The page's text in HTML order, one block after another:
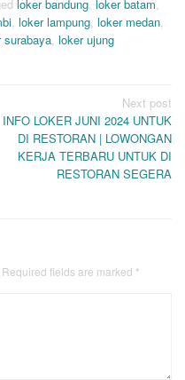
loker bandung, loker batam,
, loker lampung, loker medan,
surabaya, loker ujung
Next post
INFO LOKER JUNI 2024 UNTUK
DI RESTORAN | LOWONGAN
KERJA TERBARU UNTUK DI
RESTORAN SEGERA
Required fields are marked *